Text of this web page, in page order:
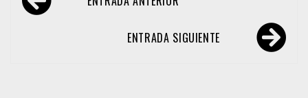
de
ENTRADA SIGUIENTE